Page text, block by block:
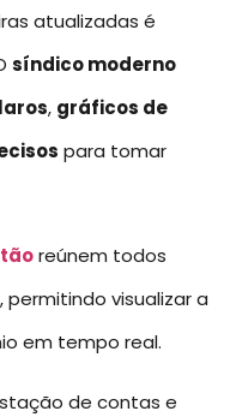
atualizadas é
síndico moderno
, gráficos de
para tomar
reúnem todos
visualizar a
em tempo real.
de contas e